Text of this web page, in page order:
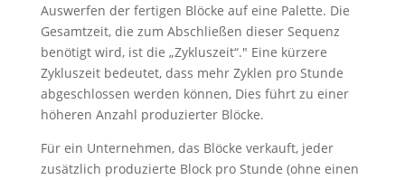
Auswerfen der fertigen Blöcke auf eine Palette. Die
Gesamtzeit, die zum Abschließen dieser Sequenz
benötigt wird, ist die „Zykluszeit“." Eine kürzere
Zykluszeit bedeutet, dass mehr Zyklen pro Stunde
abgeschlossen werden können, Dies führt zu einer
höheren Anzahl produzierter Blöcke.
Für ein Unternehmen, das Blöcke verkauft, jeder
zusätzlich produzierte Block pro Stunde (ohne einen